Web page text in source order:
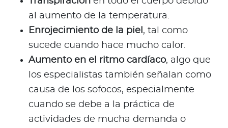
al aumento de la temperatura.
Enrojecimiento de la piel , tal como
sucede cuando hace mucho calor.
Aumento en el ritmo cardíaco, algo que
los especialistas también señalan como
causa de los sofocos, especialmente
cuando se debe a la práctica de
actividades de mucha demanda o